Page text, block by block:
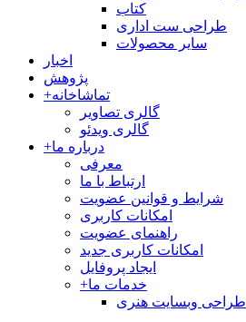
کتاب
طراحی ست اداری
سایر محصولات
اخبار
پژوهش
+تماشاخانه
گالری تصاویر
گالری ویدئو
+درباره ما
معرفی
ارتباط با ما
شرایط و قوانین عضویت
امکانات کاربری
راهنمای عضویت
امکانات کاربری جدید
ایجاد پروفایل
+خدمات ما
طراحی وبسایت هنری